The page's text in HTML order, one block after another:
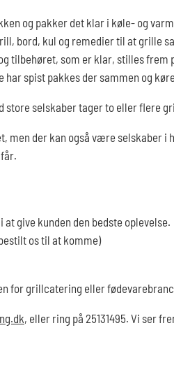
og pakker det klar i køle- og
bord, kul og remedier til at grille
tilbehøret, som er klar, stilles frem
spist pakkes der sammen og
store selskaber tager to eller flere
men der kan også være selskaber i
give kunden den bedste oplevelse.
os til at komme)
for grillcatering eller
, eller ring på 25131495. Vi ser